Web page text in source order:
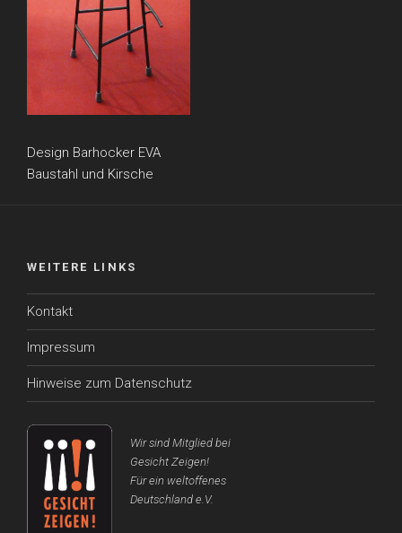
Design Barhocker EVA
Baustahl und Kirsche
WEITERE LINKS
Kontakt
Impressum
Hinweise zum Datenschutz
Wir sind Mitglied bei
Gesicht Zeigen!
Für ein weltoffenes
Deutschland e.V.